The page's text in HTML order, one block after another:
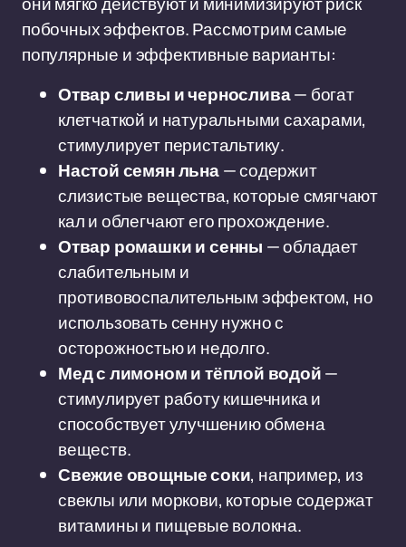
побочных эффектов. Рассмотрим самые
популярные и эффективные варианты:
Отвар сливы и чернослива— богат
клетчаткой и натуральными сахарами,
стимулирует перистальтику.
Настой семян льна— содержит
слизистые вещества, которые смягчают
кал и облегчают его прохождение.
Отвар ромашки и сенны — обладает
слабительным и
противовоспалительным эффектом, но
использовать сенну нужно с
осторожностью и недолго.
Мед с лимоном и тёплой водой—
стимулирует работу кишечника и
способствует улучшению обмена
веществ.
Свежие овощные соки, например, из
свеклы или моркови, которые содержат
витамины и пищевые волокна.